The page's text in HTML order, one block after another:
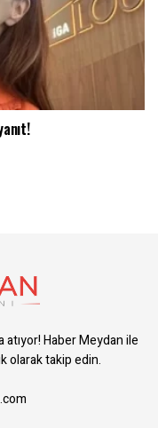
Haber Meydan ile
olarak takip edin.